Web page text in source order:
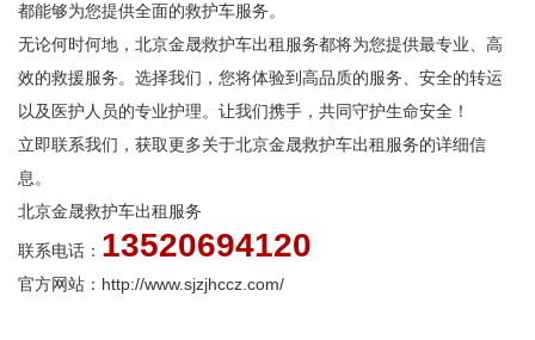
都能够为您提供全面的救护车服务。
无论何时何地，北京金晟救护车出租服务都将为您提供最专业、高
效的救援服务。选择我们，您将体验到高品质的服务、安全的转运
以及医护人员的专业护理。让我们携手，共同守护生命安全！
立即联系我们，获取更多关于北京金晟救护车出租服务的详细信
息。
北京金晟救护车出租服务
联系电话： 13520694120
官方网站：http://www.sjzjhccz.com/